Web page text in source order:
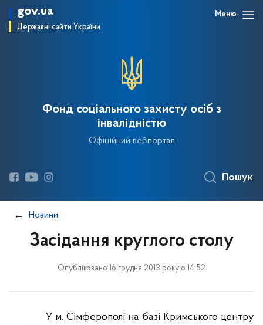
gov.ua
Державні сайти України
Меню
Фонд соціального захисту осіб з
інвалідністю
Офіційний вебпортал
Пошук
Новини
Засідання круглого столу
Опубліковано 16 грудня 2013 року о 14:52
У м. Сімферополі на базі Кримського центру